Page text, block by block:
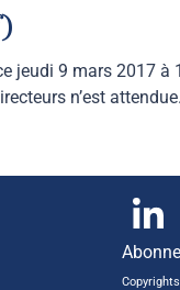
jeudi 9 mars 2017
n’est